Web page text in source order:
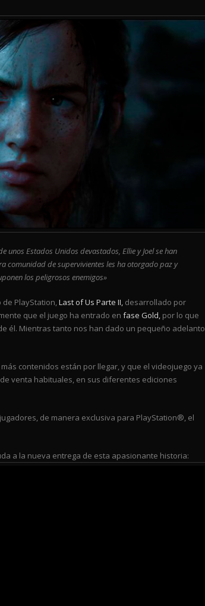
unos Estados Unidos devastados, Ellie y Joel se han
comunidad de supervivientes les ha otorgado paz y
los peligrosos enemigos»
PlayStation,Last of Us Parte II, desarrollado por
que el juego ha entrado en fase Gold, por lo que
él. Mientras tanto nos han dado un pequeño adelanto
contenidos están por llegar, y que el videojuego ya
venta habituales, en sus diferentes ediciones
de manera exclusiva para PlayStation®, el
a la nueva entrega de esta apasionante historia: